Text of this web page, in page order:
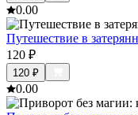
0.00
Путешествие в
120 ₽
120 ₽
0.00